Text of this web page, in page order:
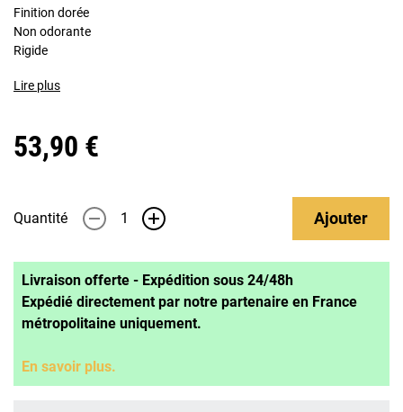
Finition dorée
Non odorante
Rigide
Lire plus
53,90 €
Quantité - + Ajouter
Livraison offerte - Expédition sous 24/48h
Expédié directement par notre partenaire en France
métropolitaine uniquement.
En savoir plus.